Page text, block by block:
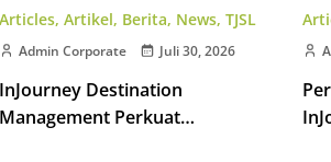
Articles, Artikel, Berita, News, TJSL
Admin Corporate Juli 30, 2026
InJourney Destination
Management Perkuat